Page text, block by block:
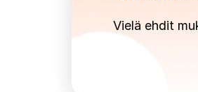
Vielä ehdit